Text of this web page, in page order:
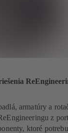
armatúry a
z
ktoré